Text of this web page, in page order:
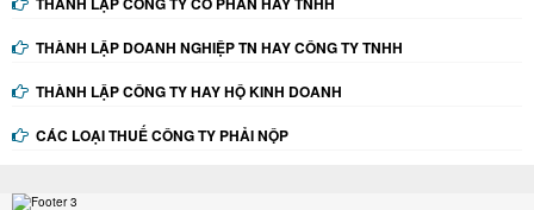
THÀNH LẬP DOANH NGHIỆP TN HAY CÔNG TY TNHH
THÀNH LẬP CÔNG TY HAY HỘ KINH DOANH
CÁC LOẠI THUẾ CÔNG TY PHẢI NỘP